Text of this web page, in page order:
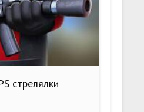
стрелялки